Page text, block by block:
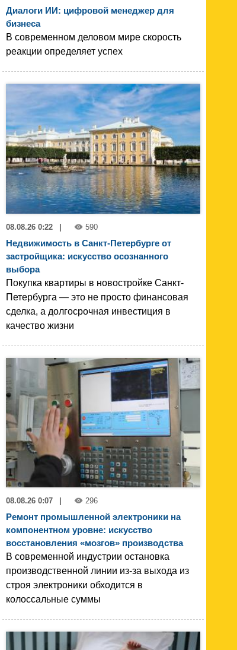
Диалоги ИИ: цифровой менеджер для
бизнеса
В современном деловом мире скорость
реакции определяет успех
08.08.26 0:22 590
Недвижимость в Санкт-Петербурге от
застройщика: искусство осознанного
выбора
Покупка квартиры в новостройке Санкт-
Петербурга — это не просто финансовая
сделка, а долгосрочная инвестиция в
качество жизни
08.08.26 0:07 296
Ремонт промышленной электроники на
компонентном уровне: искусство
восстановления «мозгов» производства
В современной индустрии остановка
производственной линии из-за выхода из
строя электроники обходится в
колоссальные суммы